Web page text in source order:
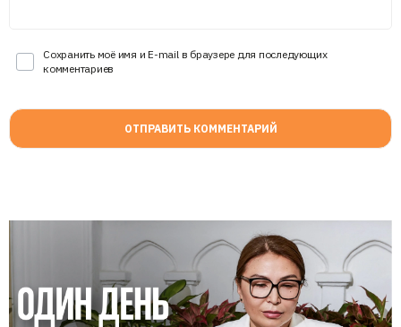
Сохранить моё имя и E-mail в браузере для последующих
комментариев